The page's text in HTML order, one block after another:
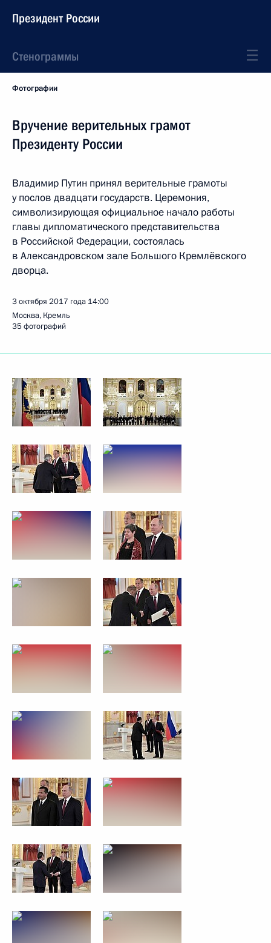
Президент России
Стенограммы
Фотографии
Вручение верительных грамот
Президенту России
Владимир Путин принял верительные грамоты
у послов двадцати государств. Церемония,
символизирующая официальное начало работы
главы дипломатического представительства
в Российской Федерации, состоялась
в Александровском зале Большого Кремлёвского
дворца.
3 октября 2017 года 14:00
Москва, Кремль
35 фотографий